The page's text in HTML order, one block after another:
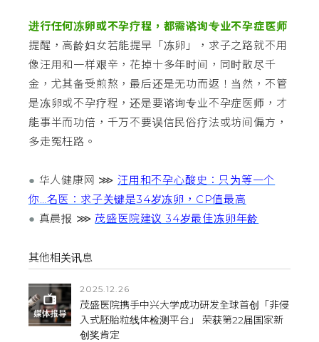
进行任何冻卵或不孕疗程，都需谘询专业不孕症医师
提醒，高龄妇女若能提早「冻卵」，求子之路就不用
像汪用和一样艰辛，花掉十多年时间，同时散尽千
金，尤其备受煎熬，最后还是无功而返！当然，不管
是冻卵或不孕疗程，还是要谘询专业不孕症医师，才
能事半而功倍，千万不要误信民俗疗法或坊间偏方，
多走冤枉路。
● 华人健康网 ⋙汪用和不孕心酸史：只为等一个
你…名医：求子关键是34岁冻卵，CP值最高
● 真晨报 ⋙茂盛医院建议 34岁最佳冻卵年龄
其他相关讯息
2025.12.26
茂盛医院携手中兴大学成功研发全球首创「非侵
入式胚胎粒线体检测平台」 荣获第22届国家新
创奖肯定